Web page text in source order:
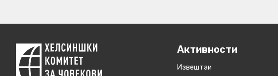
Активности
Извештаи